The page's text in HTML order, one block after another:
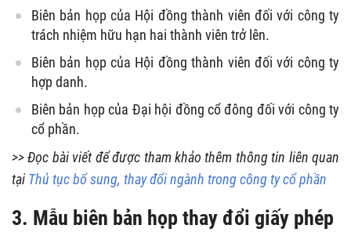
Biên bản họp của Hội đồng thành viên đối với công ty
trách nhiệm hữu hạn hai thành viên trở lên.
Biên bản họp của Hội đồng thành viên đối với công ty
hợp danh.
Biên bản họp của Đại hội đồng cổ đông đối với công ty
cổ phần.
>> Đọc bài viết để được tham khảo thêm thông tin liên quan
tại Thủ tục bổ sung, thay đổi ngành trong công ty cổ phần
3. Mẫu biên bản họp thay đổi giấy phép